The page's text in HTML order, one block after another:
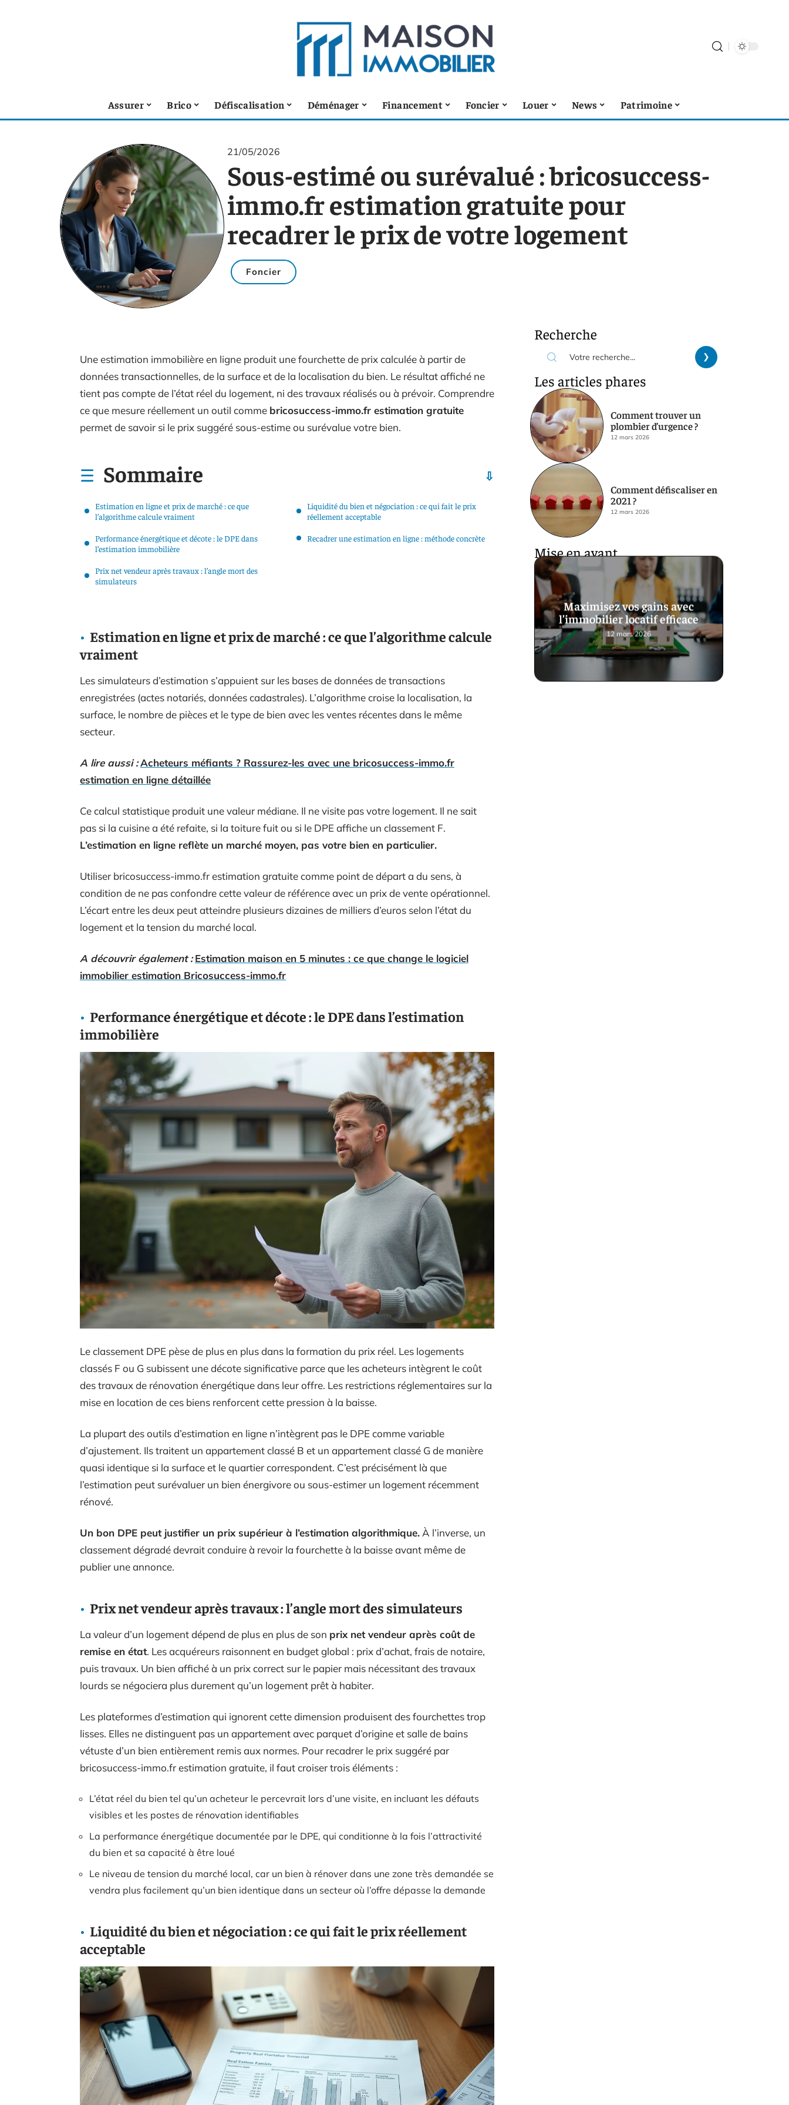
Assurer Brico Défiscalisation Déménager Financement Foncier Louer News Patrimoine
21/05/2026
Sous-estimé ou surévalué : bricosuccess-
immo.fr estimation gratuite pour
recadrer le prix de votre logement
Foncier
Une estimation immobilière en ligne produit une fourchette de prix calculée à partir de
données transactionnelles, de la surface et de la localisation du bien. Le résultat affiché ne
tient pas compte de l’état réel du logement, ni des travaux réalisés ou à prévoir. Comprendre
ce que mesure réellement un outil comme bricosuccess-immo.fr estimation gratuite
permet de savoir si le prix suggéré sous-estime ou surévalue votre bien.
Sommaire
Estimation en ligne et prix de marché : ce que
l’algorithme calcule vraiment
Performance énergétique et décote : le DPE dans
l’estimation immobilière
Prix net vendeur après travaux : l’angle mort des
simulateurs
Liquidité du bien et négociation : ce qui fait le prix
réellement acceptable
Recadrer une estimation en ligne : méthode concrète
Estimation en ligne et prix de marché : ce que l’algorithme calcule
vraiment
Les simulateurs d’estimation s’appuient sur les bases de données de transactions
enregistrées (actes notariés, données cadastrales). L’algorithme croise la localisation, la
surface, le nombre de pièces et le type de bien avec les ventes récentes dans le même
secteur.
A lire aussi :Acheteurs méfiants ? Rassurez-les avec une bricosuccess-immo.fr
estimation en ligne détaillée
Ce calcul statistique produit une valeur médiane. Il ne visite pas votre logement. Il ne sait
pas si la cuisine a été refaite, si la toiture fuit ou si le DPE affiche un classement F.
L’estimation en ligne reflète un marché moyen, pas votre bien en particulier.
Utiliser bricosuccess-immo.fr estimation gratuite comme point de départ a du sens, à
condition de ne pas confondre cette valeur de référence avec un prix de vente opérationnel.
L’écart entre les deux peut atteindre plusieurs dizaines de milliers d’euros selon l’état du
logement et la tension du marché local.
A découvrir également : Estimation maison en 5 minutes : ce que change le logiciel
immobilier estimation Bricosuccess-immo.fr
Performance énergétique et décote : le DPE dans l’estimation
immobilière
Le classement DPE pèse de plus en plus dans la formation du prix réel. Les logements
classés F ou G subissent une décote significative parce que les acheteurs intègrent le coût
des travaux de rénovation énergétique dans leur offre. Les restrictions réglementaires sur la
mise en location de ces biens renforcent cette pression à la baisse.
La plupart des outils d’estimation en ligne n’intègrent pas le DPE comme variable
d’ajustement. Ils traitent un appartement classé B et un appartement classé G de manière
quasi identique si la surface et le quartier correspondent. C’est précisément là que
l’estimation peut surévaluer un bien énergivore ou sous-estimer un logement récemment
rénové.
Un bon DPE peut justifier un prix supérieur à l’estimation algorithmique. À l’inverse, un
classement dégradé devrait conduire à revoir la fourchette à la baisse avant même de
publier une annonce.
Prix net vendeur après travaux : l’angle mort des simulateurs
La valeur d’un logement dépend de plus en plus de son prix net vendeur après coût de
remise en état. Les acquéreurs raisonnent en budget global : prix d’achat, frais de notaire,
puis travaux. Un bien affiché à un prix correct sur le papier mais nécessitant des travaux
lourds se négociera plus durement qu’un logement prêt à habiter.
Les plateformes d’estimation qui ignorent cette dimension produisent des fourchettes trop
lisses. Elles ne distinguent pas un appartement avec parquet d’origine et salle de bains
vétuste d’un bien entièrement remis aux normes. Pour recadrer le prix suggéré par
bricosuccess-immo.fr estimation gratuite, il faut croiser trois éléments :
L’état réel du bien tel qu’un acheteur le percevrait lors d’une visite, en incluant les défauts
visibles et les postes de rénovation identifiables
La performance énergétique documentée par le DPE, qui conditionne à la fois l’attractivité
du bien et sa capacité à être loué
Le niveau de tension du marché local, car un bien à rénover dans une zone très demandée se
vendra plus facilement qu’un bien identique dans un secteur où l’offre dépasse la demande
Liquidité du bien et négociation : ce qui fait le prix réellement
acceptable
Recherche
Les articles phares
Comment trouver un
plombier d’urgence ?
12 mars 2026
Comment défiscaliser en
2021 ?
12 mars 2026
Mise en avant
Maximisez vos gains avec
l’immobilier locatif efficace
12 mars 2026